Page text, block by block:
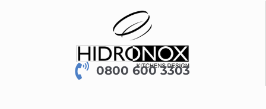
0800 600 3303